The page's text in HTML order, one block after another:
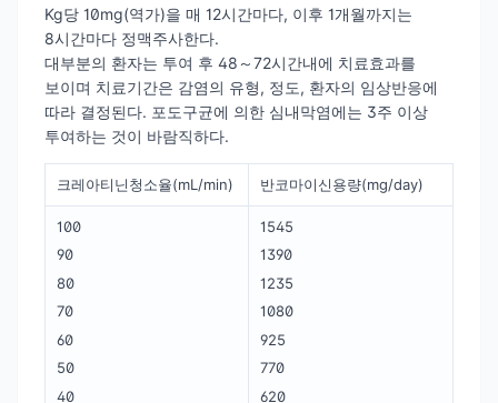
Kg당 10mg(역가)을 매 12시간마다, 이후 1개월까지는
8시간마다 정맥주사한다.
대부분의 환자는 투여 후 48～72시간내에 치료효과를
보이며 치료기간은 감염의 유형, 정도, 환자의 임상반응에
따라 결정된다. 포도구균에 의한 심내막염에는 3주 이상
투여하는 것이 바람직하다.
크레아티닌청소율(mL/min) 반코마이신용량(mg/day)
100
90
80
70
60
50
40
1545
1390
1235
1080
925
770
620